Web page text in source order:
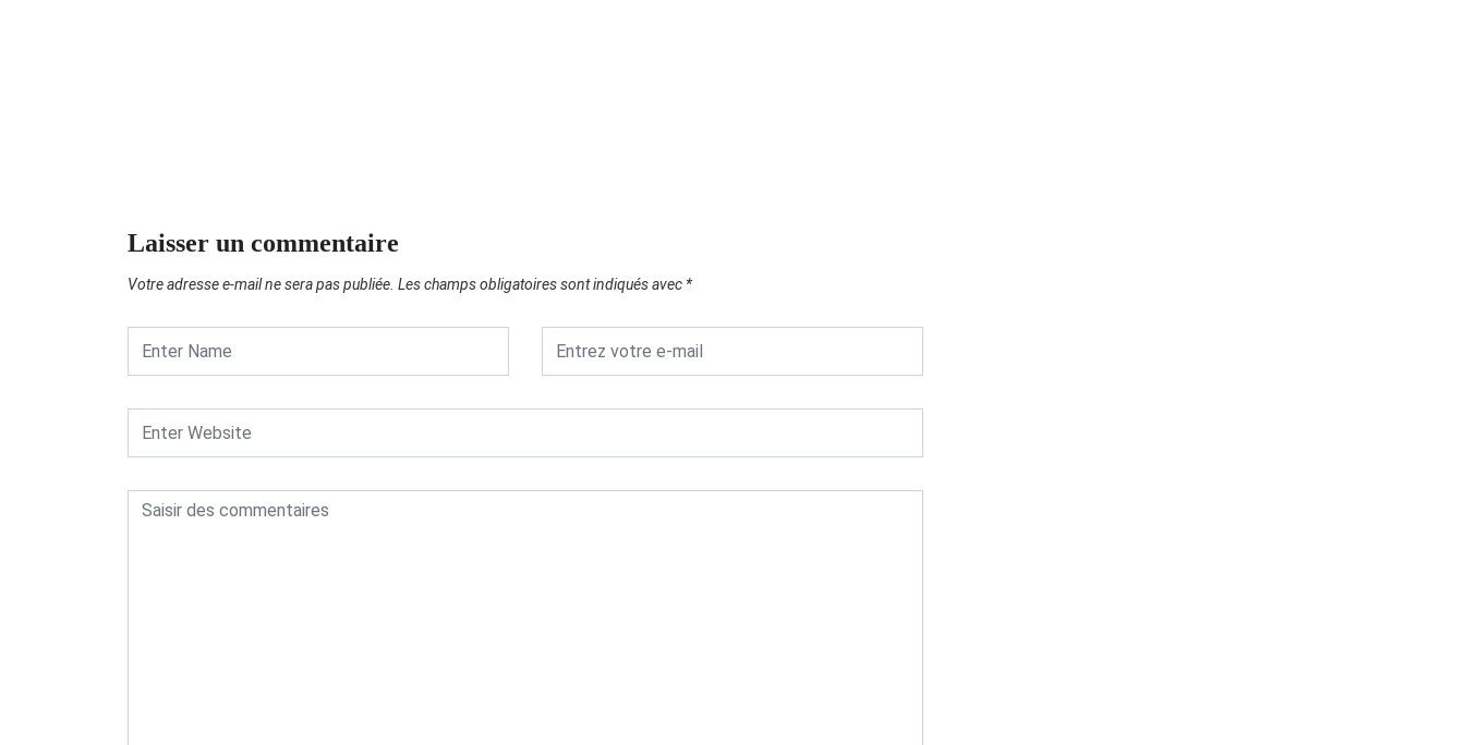
Laisser un commentaire
Votre adresse e-mail ne sera pas publiée. Les champs obligatoires sont indiqués avec *